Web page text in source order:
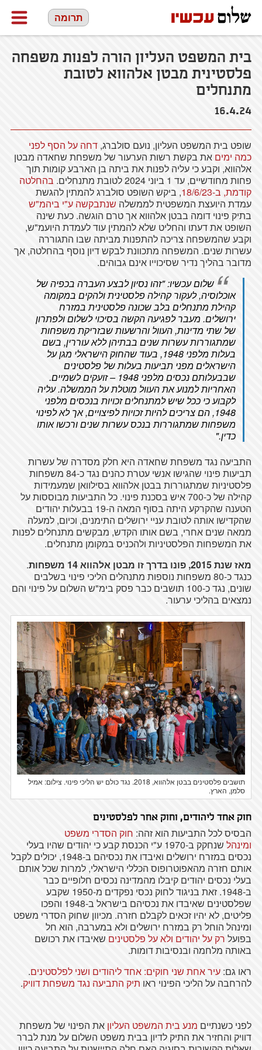
תרומה
בית המשפט העליון הורה לפנות משפחה
פלסטינית מבטן אלהווא לטובת
מתנחלים
16.4.24
שופט בית המשפט העליון, נועם סולברג, דחה על הסף לפני
כמה ימים את בקשת רשות הערעור של משפחת שחאדה מבטן
אלהווא, וקבע כי עליה לפנות את ביתה בן הארבע קומות תוך
פחות מחודשיים, עד 1 ביוני 2024 לטובת מתנחלים.
בהחלטה
קודמת, ב-18/6/23
, ביקש השופט סולברג להמתין להגשת
עמדת היועצת המשפטית לממשלה שנתבקשה ע"י ביהמ"ש
בתיק פינוי דומה בבטן אלהווא אך טרם הוגשה. כעת שינה
השופט את דעתו והחליט שלא להמתין עוד לעמדת היועמ"ש,
וקבע שהמשפחה צריכה להתפנות מביתה שבו התגוררה
עשרות שנים. המשפחה מתכוונת לבקש דיון נוסף בהחלטה, אך
מדובר בהליך נדיר שסיכוייו אינם גבוהים.
שלום עכשיו: "זהו נסיון לבצע העברה בכפיה של
אוכלוסיה, לעקור קהילה פלסטינית ולהקים במקומה
קהילת מתנחלים בלב שכונה פלסטינית במזרח
ירושלים. מעבר לפגיעה הקשה בסיכוי לשלום ולפתרון
של שתי מדינות, העוול והרשעות שבזריקת משפחות
שמתגוררות עשרות שנים בבתיהן ללא עוררין, בשם
בעלות מלפני 1948, בעוד שהחוק הישראלי מגן על
הישראלים מפני תביעות בעלות של פלסטינים
שבבעלותם נכסים מלפני 1948 – זועקים לשמיים.
האחריות למנוע את העוול מוטלת על הממשלה. עליה
לקבוע כי ככל שיש למתנחלים זכויות בנכסים מלפני
1948, הם צריכים להיות זכויות לפיצויים, אך לא לפינוי
משפחות שמתגוררות בנכס עשרות שנים ורכשו אותו
כדין."
התביעה נגד משפחת שחאדה היא חלק מסדרה של עשרות
תביעות פינוי שהגישו אנשי עטרת כהנים נגד כ-84 משפחות
פלסטיניות שמתגוררות בבטן אלהווא בסילוואן שמעמידות
קהילה של כ-700 איש בסכנת פינוי. כל התביעות מבוססות על
הטענה שהקרקע היתה בסוף המאה ה-19 בבעלות יהודים
שהקדישו אותה לטובת עניי ירושלים התימנים, וכיום, למעלה
ממאה שנים אחרי, בשם אותו הקדש, מבקשים מתנחלים לפנות
את המשפחות הפלסטיניות ולהכניס במקומן מתנחלים.
מאז שנת 2015, פונו בדרך זו מבטן אלהווא 14 משפחות
.
כנגד כ-80 משפחות נוספות מתנהלים הליכי פינוי בשלבים
שונים, נגד כ-100 תושבים כבר פסק בימ"ש השלום על פינוי והם
נמצאים בהליכי ערעור.
תושבים פלסטינים בבטן אלהווא, 2018. נגד כולם יש הליכי פינוי. צילום: אמיל
סלמן, הארץ.
חוק אחד ליהודים, וחוק אחר לפלסטינים
הבסיס לכל התביעות הוא זהה: חוק הסדרי משפט
ומינהל
שנחקק ב-1970 ע"י הכנסת קבע כי יהודים שהיו בעלי
נכסים במזרח ירושלים ואיבדו את נכסיהם ב-1948, יכולים לקבל
אותם חזרה מהאפוטרופוס הכללי הישראלי, למרות שכל אותם
בעלי נכסים יהודים קיבלו מהמדינה נכסים חלופיים כבר
ב-1948. זאת בניגוד לחוק נכסי נפקדים מ-1950 שקבע
שפלסטינים שאיבדו את נכסיהם בישראל ב-1948 והפכו
פליטים, לא יהיו זכאים לקבלם חזרה. מכיוון שחוק הסדרי משפט
ומינהל הוחל רק במזרח ירושלים ולא במערבה, הוא חל
בפועל רק על יהודים ולא על פלסטינים שאיבדו את רכושם
באותה מלחמה ובנסיבות דומות.
ראו גם: עיר אחת שני חוקים: אחד ליהודים ושני לפלסטינים.
להרחבה על הליכי הפינוי ראו תיק התביעה נגד משפחת דוויק.
לפני כשנתיים מנע בית המשפט העליון את הפינוי של משפחת
דוויק והחזיר את התיק לדיון בבית משפט השלום על מנת לברר